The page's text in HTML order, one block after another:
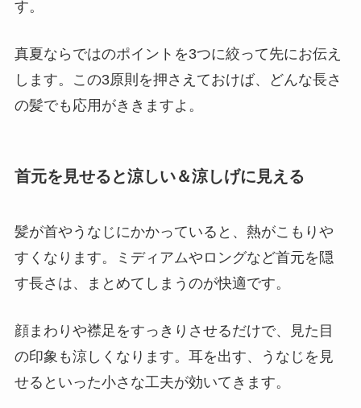
す。
真夏ならではのポイントを3つに絞って先にお伝え
します。この3原則を押さえておけば、どんな長さ
の髪でも応用がききますよ。
首元を見せると涼しい＆涼しげに見える
髪が首やうなじにかかっていると、熱がこもりや
すくなります。ミディアムやロングなど首元を隠
す長さは、まとめてしまうのが快適です。
顔まわりや襟足をすっきりさせるだけで、見た目
の印象も涼しくなります。耳を出す、うなじを見
せるといった小さな工夫が効いてきます。